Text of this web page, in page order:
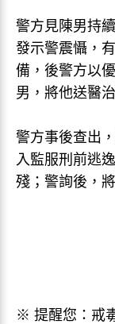
警方見陳男持
發示警震懾，
備，後警方以
男，將他送醫
警方事後查出
入監服刑前逃
殘；警詢後，
※ 提醒您：戒